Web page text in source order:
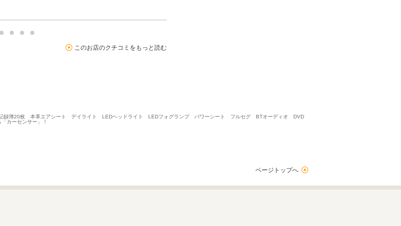
このお店のクチコミをもっと読む
録簿20枚 本革エアシート デイライト LEDヘッドライト LEDフォグランプ パワーシート フルセグ BTオーディオ DVD
カーセンサー」！
ページトップへ